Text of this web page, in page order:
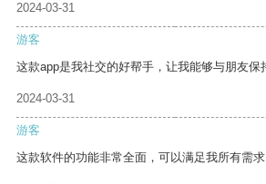
2024-03-31
游客
这款app是我社交的好帮手，让我能够与朋友保
2024-03-31
游客
这款软件的功能非常全面，可以满足我所有需求